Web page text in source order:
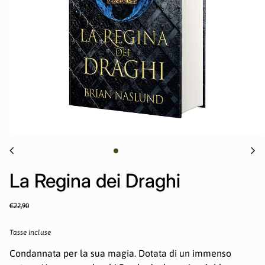
chevron_left chevron_right
La Regina dei Draghi
Prezzo normale
€22,90
Sale price
Tasse incluse
Condannata per la sua magia. Dotata di un immenso